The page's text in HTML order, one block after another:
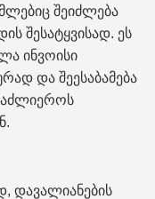
შეიძლება
შესატყვისად. ეს
ინვოისი
და შეესაბამება
დავალიანების